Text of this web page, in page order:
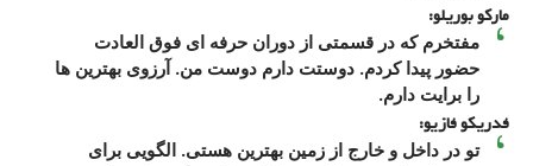
مارکو بوریلو:
مفتخرم که در قسمتی از دوران حرفه ای فوق العادت
حضور پیدا کردم. دوستت دارم دوست من. آرزوی بهترین ها
را برایت دارم.
فدریکو فازیو:
تو در داخل و خارج از زمین بهترین هستی. الگویی برای